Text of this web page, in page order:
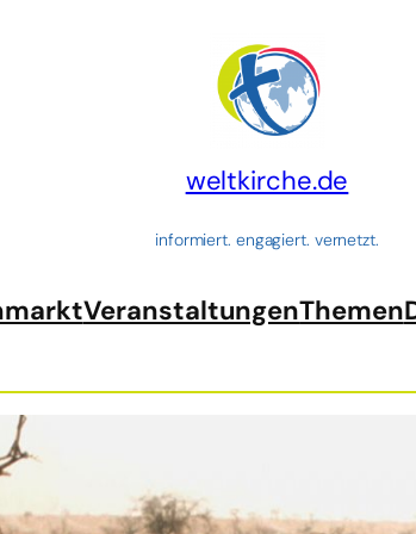
weltkirche.de
informiert. engagiert. vernetzt.
VeranstaltungenThemen